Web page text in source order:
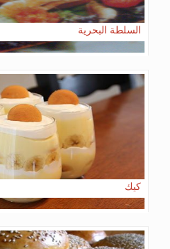
السلطة البحرية
كيك